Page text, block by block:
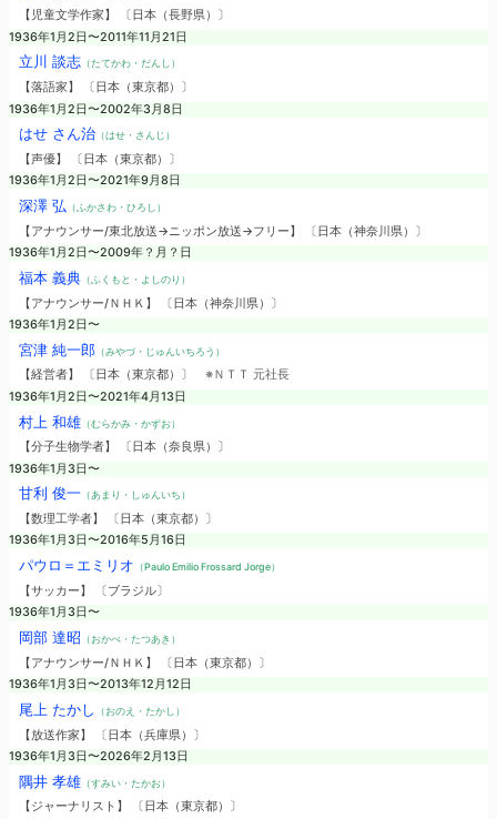
【児童文学作家】 〔日本（長野県）〕
1936年1月2日〜2011年11月21日
立川 談志（たてかわ・だんし）
【落語家】 〔日本（東京都）〕
1936年1月2日〜2002年3月8日
はせ さん治（はせ・さんじ）
【声優】 〔日本（東京都）〕
1936年1月2日〜2021年9月8日
深澤 弘 （ふかさわ・ひろし）
【アナウンサー/東北放送→ニッポン放送→フリー】 〔日本（神奈川県）〕
1936年1月2日〜2009年？月？日
福本 義典（ふくもと・よしのり）
【アナウンサー/ＮＨＫ】 〔日本（神奈川県）〕
1936年1月2日〜
宮津 純一郎（みやづ・じゅんいちろう）
【経営者】 〔日本（東京都）〕 ※ＮＴＴ 元社長
1936年1月2日〜2021年4月13日
村上 和雄（むらかみ・かずお）
【分子生物学者】 〔日本（奈良県）〕
1936年1月3日〜
甘利 俊一（あまり・しゅんいち）
【数理工学者】 〔日本（東京都）〕
1936年1月3日〜2016年5月16日
パウロ＝エミリオ （Paulo Emilio Frossard Jorge）
【サッカー】 〔ブラジル〕
1936年1月3日〜
岡部 達昭 （おかべ・たつあき）
【アナウンサー/ＮＨＫ】 〔日本（東京都）〕
1936年1月3日〜2013年12月12日
尾上 たかし （おのえ・たかし）
【放送作家】 〔日本（兵庫県）〕
1936年1月3日〜2026年2月13日
隅井 孝雄（すみい・たかお）
【ジャーナリスト】 〔日本（東京都）〕